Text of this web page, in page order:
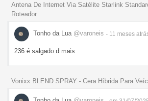
Antena De Internet Via Satélite Starlink
Roteador
Tonho da Lua @varoneis - 11 meses
236 é salgado d mais
Vonixx BLEND SPRAY - Cera Híbrida Para